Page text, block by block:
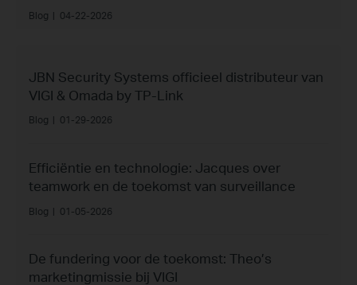
Blog | 04-22-2026
JBN Security Systems officieel distributeur van
VIGI & Omada by TP‑Link
Blog | 01-29-2026
Efficiëntie en technologie: Jacques over
teamwork en de toekomst van surveillance
Blog | 01-05-2026
De fundering voor de toekomst: Theo’s
marketingmissie bij VIGI